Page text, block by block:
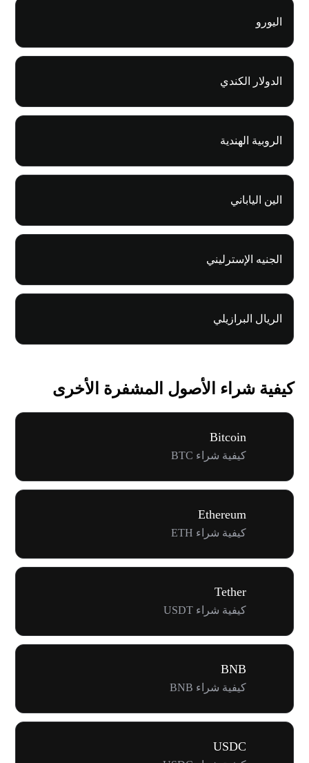
اليورو
الدولار الكندي
الروبية الهندية
الين الياباني
الجنيه الإسترليني
الريال البرازيلي
كيفية شراء الأصول المشفرة الأخرى
Bitcoin
كيفية شراء BTC
Ethereum
كيفية شراء ETH
Tether
كيفية شراء USDT
BNB
كيفية شراء BNB
USDC